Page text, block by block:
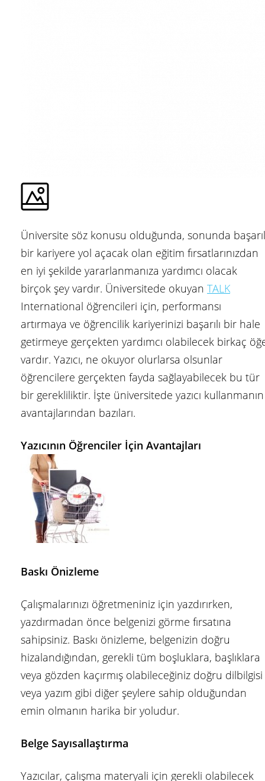
Üniversite söz konusu olduğunda, sonunda
bir kariyere yol açacak olan eğitim fırsatlarınızdan
en iyi şekilde yararlanmanıza yardımcı olacak
birçok şey vardır. Üniversitede okuyan TALK
International öğrencileri için, performansı
artırmaya ve öğrencilik kariyerinizi başarılı bir hale
getirmeye gerçekten yardımcı olabilecek birkaç
vardır. Yazıcı, ne okuyor olurlarsa olsunlar
öğrencilere gerçekten fayda sağlayabilecek bu tür
bir gerekliliktir. İşte üniversitede yazıcı kullanmanın
avantajlarından bazıları.
Yazıcının Öğrenciler İçin Avantajları
Baskı Önizleme
Çalışmalarınızı öğretmeniniz için yazdırırken,
yazdırmadan önce belgenizi görme fırsatına
sahipsiniz. Baskı önizleme, belgenizin doğru
hizalandığından, gerekli tüm boşluklara, başlıklara
veya gözden kaçırmış olabileceğiniz doğru dilbilgisi
veya yazım gibi diğer şeylere sahip olduğundan
emin olmanın harika bir yoludur.
Belge Sayısallaştırma
Yazıcılar, çalışma materyali için gerekli olabilecek